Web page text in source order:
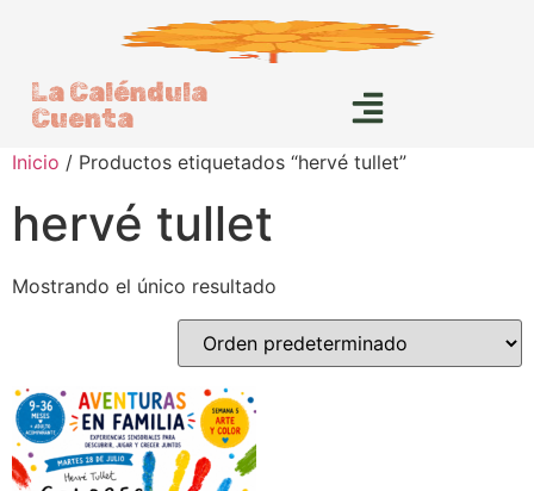
La Caléndula
Cuenta
Inicio / Productos etiquetados “hervé tullet”
hervé tullet
Mostrando el único resultado